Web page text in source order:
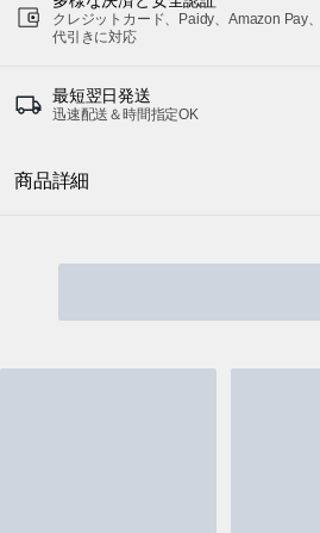
クレジットカード、Paidy、Amazon Pay、
代引きに対応
最短翌日発送
迅速配送＆時間指定OK
商品詳細